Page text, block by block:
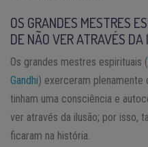
OS GRANDES MESTRES
DE NÃO VER ATRAVÉS DA
Os grandes mestres espirituais (
Gandhi) exerceram plenamente
tinham uma consciência e
ver através da ilusão; por isso,
ficaram na história.